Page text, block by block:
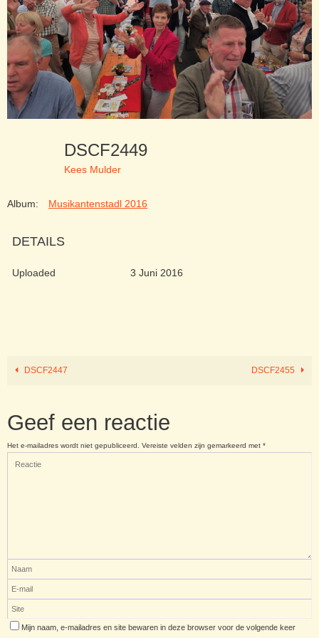
DSCF2449
Kees Mulder
Album: Musikantenstadl 2016
DETAILS
Uploaded 3 Juni 2016
DSCF2447 DSCF2455
Geef een reactie
Het e-mailadres wordt niet gepubliceerd. Vereiste velden zijn gemarkeerd met *
Mijn naam, e-mailadres en site bewaren in deze browser voor de volgende keer